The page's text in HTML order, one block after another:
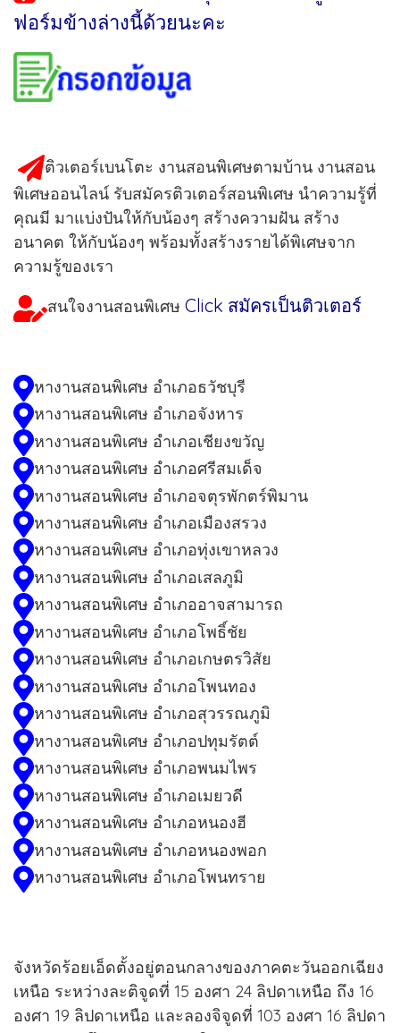
ฟอร์มข้างล่างนี้ด้วยนะคะ
ติวเตอร์เบนโตะ งานสอนพิเศษตามบ้าน งานสอน
พิเศษออนไลน์ รับสมัครติวเตอร์สอนพิเศษ นำความรู้ที่
คุณมี มาแบ่งปันให้กับน้องๆ สร้างความฝัน สร้าง
อนาคต ให้กับน้องๆ พร้อมทั้งสร้างรายได้พิเศษจาก
ความรู้ของเรา
สนใจงานสอนพิเศษ Click สมัครเป็นติวเตอร์
หางานสอนพิเศษ อำเภอธวัชบุรี
หางานสอนพิเศษ อำเภอจังหาร
หางานสอนพิเศษ อำเภอเชียงขวัญ
หางานสอนพิเศษ อำเภอศรีสมเด็จ
หางานสอนพิเศษ อำเภอจตุรพักตร์พิมาน
หางานสอนพิเศษ อำเภอเมืองสรวง
หางานสอนพิเศษ อำเภอทุ่งเขาหลวง
หางานสอนพิเศษ อำเภอเสลภูมิ
หางานสอนพิเศษ อำเภออาจสามารถ
หางานสอนพิเศษ อำเภอโพธิ์ชัย
หางานสอนพิเศษ อำเภอเกษตรวิสัย
หางานสอนพิเศษ อำเภอโพนทอง
หางานสอนพิเศษ อำเภอสุวรรณภูมิ
หางานสอนพิเศษ อำเภอปทุมรัตต์
หางานสอนพิเศษ อำเภอพนมไพร
หางานสอนพิเศษ อำเภอเมยวดี
หางานสอนพิเศษ อำเภอหนองฮี
หางานสอนพิเศษ อำเภอหนองพอก
หางานสอนพิเศษ อำเภอโพนทราย
จังหวัดร้อยเอ็ดตั้งอยู่ตอนกลางของภาคตะวันออกเฉียง
เหนือ ระหว่างละติจูดที่ 15 องศา 24 ลิปดาเหนือ ถึง 16
องศา 19 ลิปดาเหนือ และลองจิจูดที่ 103 องศา 16 ลิปดา